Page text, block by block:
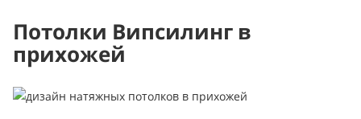
Потолки Випсилинг в
прихожей